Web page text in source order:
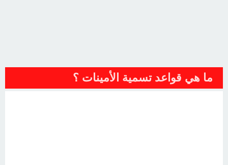
ما هي قواعد تسمية الأمينات ؟